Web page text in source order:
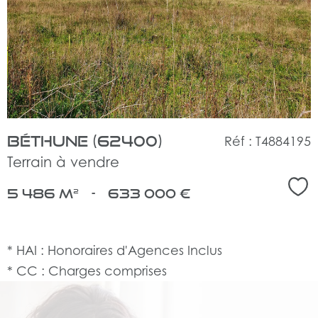
le
bien
Béthune (62400)
Terrain à vendre
Réf : T4884195
5 486 m² - 633 000 €
* HAI : Honoraires d'Agences Inclus
* CC : Charges comprises